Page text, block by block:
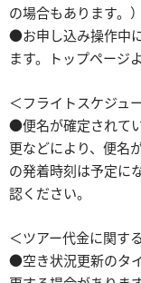
の場合もあります。）
●お申し込み操作中
ます。トップページ
＜フライトスケジュ
●便名が確定されて
更などにより、便名
の発着時刻は予定に
認ください。
＜ツアー代金に関す
●空き状況更新のタ